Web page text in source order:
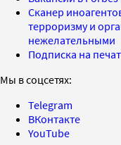
Сканер
терроризму и
нежелательными
Подписка на
Мы в соцсетях:
Telegram
ВКонтакте
YouTube